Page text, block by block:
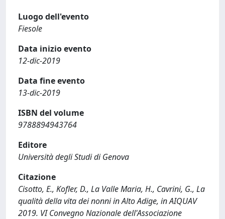
Luogo dell'evento
Fiesole
Data inizio evento
12-dic-2019
Data fine evento
13-dic-2019
ISBN del volume
9788894943764
Editore
Università degli Studi di Genova
Citazione
Cisotto, E., Kofler, D., La Valle Maria, H., Cavrini, G., La
qualità della vita dei nonni in Alto Adige, in AIQUAV
2019. VI Convegno Nazionale dell'Associazione